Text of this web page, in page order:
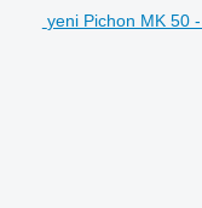
yeni Pichon MK 50